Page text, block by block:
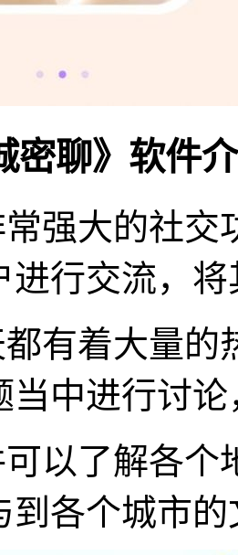
密聊》软件
强大的社
进行交流，
有着大量
当中进行讨
以了解各
到各个城市